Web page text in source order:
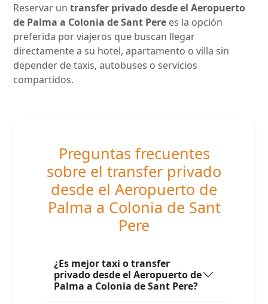
Reservar un transfer privado desde el Aeropuerto
de Palma a Colonia de Sant Pere es la opción
preferida por viajeros que buscan llegar
directamente a su hotel, apartamento o villa sin
depender de taxis, autobuses o servicios
compartidos.
Preguntas frecuentes
sobre el transfer privado
desde el Aeropuerto de
Palma a Colonia de Sant
Pere
¿Es mejor taxi o transfer
privado desde el Aeropuerto de
Palma a Colonia de Sant Pere?